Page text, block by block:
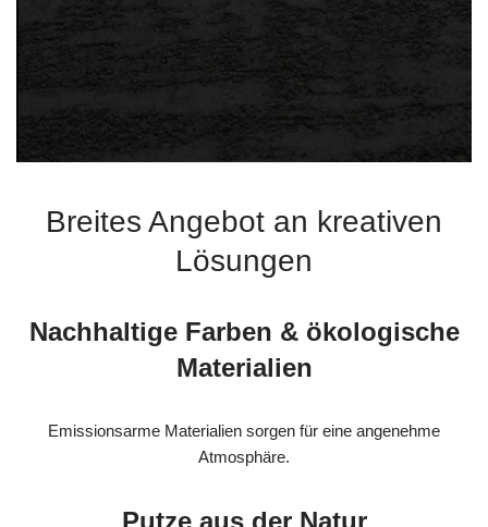
Breites Angebot an kreativen
Lösungen
Nachhaltige Farben & ökologische
Materialien
Emissionsarme Materialien sorgen für eine angenehme
Atmosphäre.